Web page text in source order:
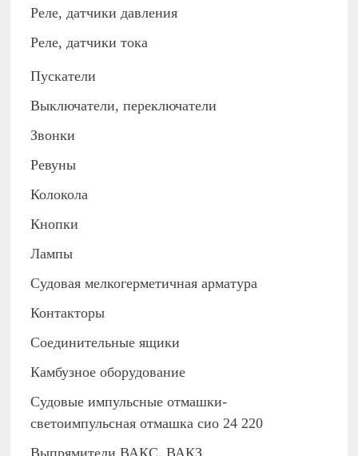
Реле, датчики давления
Реле, датчики тока
Пускатели
Выключатели, переключатели
Звонки
Ревуны
Колокола
Кнопки
Лампы
Судовая мелкогерметичная арматура
Контакторы
Соединительные ящики
Камбузное оборудование
Судовые импульсные отмашки-
светоимпульсная отмашка сио 24 220